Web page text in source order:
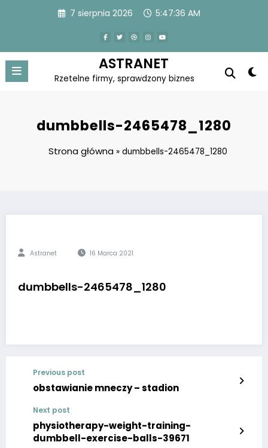
7 sierpnia 2026 5:47:36 AM
ASTRANET
Rzetelne firmy, sprawdzony biznes
dumbbells-2465478_1280
Strona główna »dumbbells-2465478_1280
Astranet 16 Marca 2021
dumbbells-2465478_1280
Previous post
obstawianie mneczy – stadion
Next post
physiotherapy-weight-training-
dumbbell-exercise-balls-39671